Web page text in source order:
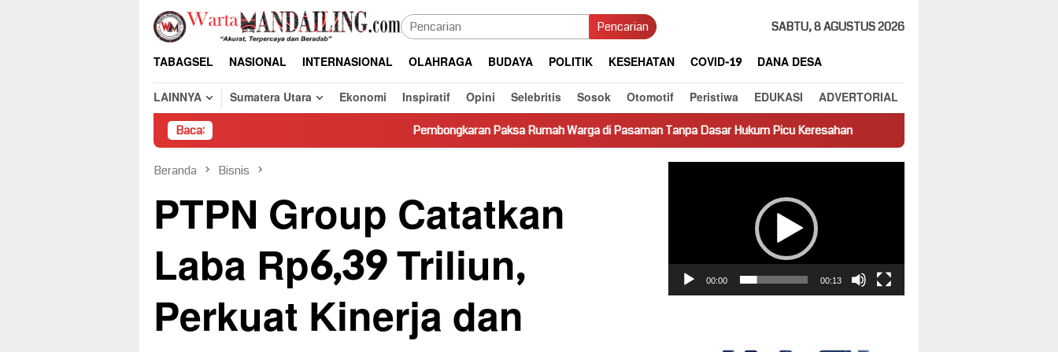
Loncat
konten
Pencarian SABTU, 8 AGUSTUS 2026
TABAGSEL NASIONAL INTERNASIONAL OLAHRAGA BUDAYA POLITIK KESEHATAN COVID-19
DANA DESA
LAINNYA
Sumatera Utara Ekonomi Inspiratif Opini Selebritis Sosok Otomotif Peristiwa EDUKASI ADVERTORIAL
Baca: Pembongkaran Paksa Rumah Warga di Pasaman Tanpa Dasar Hukum Picu Keresahan Truk Miring Hambat Arus Lalu Lintas di Jalan
Beranda Bisnis
PTPN Group Catatkan
Laba Rp6,39 Triliun,
Perkuat Kinerja dan
00:00 00:13